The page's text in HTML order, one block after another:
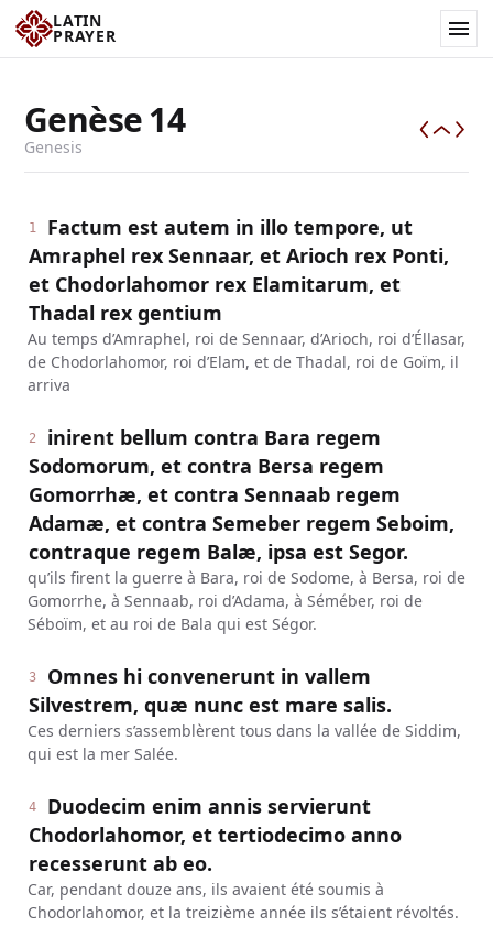
LATIN
PRAYER
Genèse14
Genesis
1
Factum est autem in illo tempore, ut
Amraphel rex Sennaar, et Arioch rex Ponti,
et Chodorlahomor rex Elamitarum, et
Thadal rex gentium
Au temps d’Amraphel, roi de Sennaar, d’Arioch, roi d’Éllasar,
de Chodorlahomor, roi d’Elam, et de Thadal, roi de Goïm, il
arriva
2
inirent bellum contra Bara regem
Sodomorum, et contra Bersa regem
Gomorrhæ, et contra Sennaab regem
Adamæ, et contra Semeber regem Seboim,
contraque regem Balæ, ipsa est Segor.
qu’ils firent la guerre à Bara, roi de Sodome, à Bersa, roi de
Gomorrhe, à Sennaab, roi d’Adama, à Séméber, roi de
Séboïm, et au roi de Bala qui est Ségor.
3
Omnes hi convenerunt in vallem
Silvestrem, quæ nunc est mare salis.
Ces derniers s’assemblèrent tous dans la vallée de Siddim,
qui est la mer Salée.
4
Duodecim enim annis servierunt
Chodorlahomor, et tertiodecimo anno
recesserunt ab eo.
Car, pendant douze ans, ils avaient été soumis à
Chodorlahomor, et la treizième année ils s’étaient révoltés.